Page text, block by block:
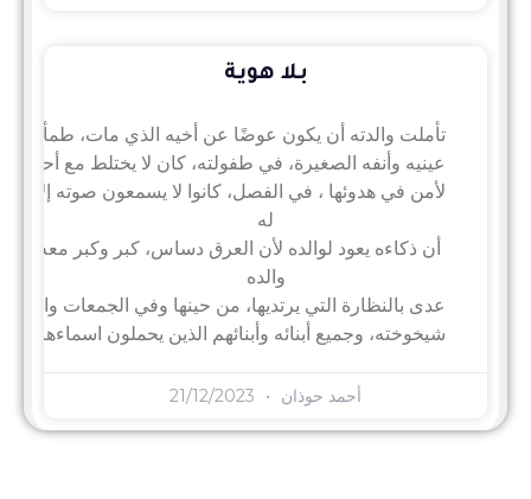
بلا هوية
تأملت والدته أن يكون عوضًا عن أخيه الذي مات، طمأنها
عينيه وأنفه الصغيرة، في طفولته، كان لا يختلط مع أحد،
لأمن في هدوئها ، في الفصل، كانوا لا يسمعون صوته إلا
له
أن ذكاءه يعود لوالده لأن العرق دساس، كبر وكبر معه
والده
عدى بالنظارة التي يرتديها، من حينها وفي الجمعات
شيخوخته، وجميع أبنائه وأبنائهم الذين يحملون
أحمد حوذان